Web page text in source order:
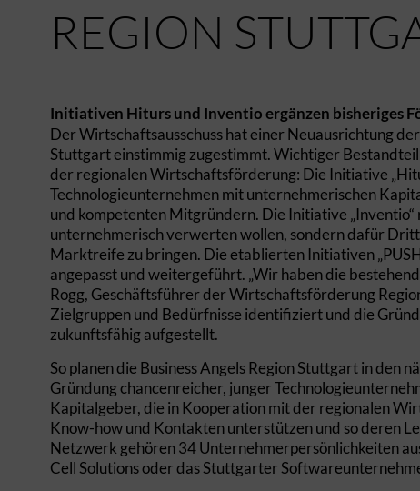
REGION
Initiativen Hiturs und Inventio ergänzen bisheriges
Der Wirtschaftsausschuss hat einer Neuausrichtung
Stuttgart einstimmig zugestimmt. Wichtiger
der regionalen Wirtschaftsförderung: Die Initiative
Technologieunternehmen mit unternehmerischen
und kompetenten Mitgründern. Die Initiative
unternehmerisch verwerten wollen, sondern dafür
Marktreife zu bringen. Die etablierten Initiativen
angepasst und weitergeführt. „Wir haben die
Rogg, Geschäftsführer der Wirtschaftsförderung
Zielgruppen und Bedürfnisse identifiziert und die
zukunftsfähig aufgestellt.
So planen die Business Angels Region Stuttgart in den
Gründung chancenreicher, junger
Kapitalgeber, die in Kooperation mit der regionalen
Know-how und Kontakten unterstützen und so deren
Netzwerk gehören 34 Unternehmerpersönlichkeiten
Cell Solutions oder das Stuttgarter